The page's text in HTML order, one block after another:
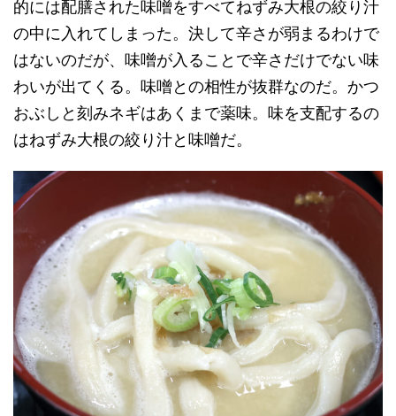
的には配膳された味噌をすべてねずみ大根の絞り汁
の中に入れてしまった。決して辛さが弱まるわけで
はないのだが、味噌が入ることで辛さだけでない味
わいが出てくる。味噌との相性が抜群なのだ。かつ
おぶしと刻みネギはあくまで薬味。味を支配するの
はねずみ大根の絞り汁と味噌だ。